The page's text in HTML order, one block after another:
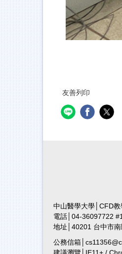
友善列印
中山醫學大學│CFD
電話│04-36097722
地址│40201 台中市
公務信箱